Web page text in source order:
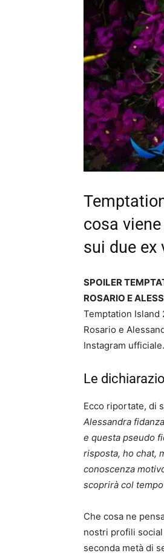
cosa
sui due ex
SPOILER
ROSARIO E
Temptation Island
Rosario e
Instagram ufficiale.
Le
Ecco riportate, di
Alessandra
e questa pseudo
risposta, ho chat,
conoscenza
scoprirà col
Che cosa ne
nostri profili
seconda metà di